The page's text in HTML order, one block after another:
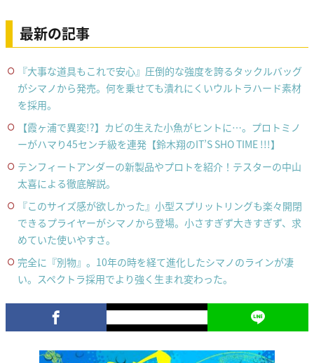
最新の記事
『大事な道具もこれで安心』圧倒的な強度を誇るタックルバッグ
がシマノから発売。何を乗せても潰れにくいウルトラハード素材
を採用。
【霞ヶ浦で異変!?】カビの生えた小魚がヒントに…。プロトミノ
ーがハマり45センチ級を連発【鈴木翔のIT’S SHO TIME !!!】
テンフィートアンダーの新製品やプロトを紹介！テスターの中山
太喜による徹底解説。
『このサイズ感が欲しかった』小型スプリットリングも楽々開閉
できるプライヤーがシマノから登場。小さすぎず大きすぎず、求
めていた使いやすさ。
完全に『別物』。10年の時を経て進化したシマノのラインが凄
い。スペクトラ採用でより強く生まれ変わった。